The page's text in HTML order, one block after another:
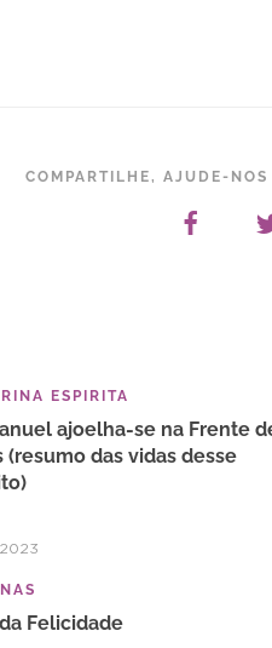
COMPARTILHE, AJUDE-
ESPIRITA
ajoelha-se na Frente
(resumo das vidas desse
Felicidade